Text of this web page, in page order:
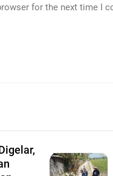
for the next time I